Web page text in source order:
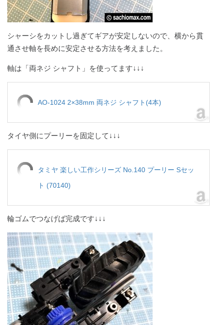
シャーシをカットし過ぎてギアが安定しないので、横から貫
通させ軸を長めに安定させる方法を考えました。
軸は「両ネジ シャフト」を使ってます↓↓↓
AO-1024 2×38mm 両ネジ シャフト(4本)
タイヤ側にプーリーを固定して↓↓↓
タミヤ 楽しい工作シリーズ No.140 プーリー Sセッ
ト (70140)
輪ゴムでつなげば完成です↓↓↓